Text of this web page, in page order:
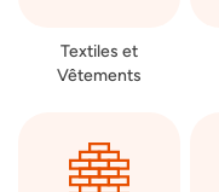
Textiles et
Vêtements